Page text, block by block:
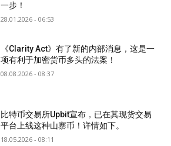
一步！
28.01.2026 - 06:53
《Clarity Act》有了新的内部消息，这是一
项有利于加密货币多头的法案！
08.08.2026 - 08:37
比特币交易所Upbit宣布，已在其现货交易
平台上线这种山寨币！详情如下。
18.05.2026 - 08:11